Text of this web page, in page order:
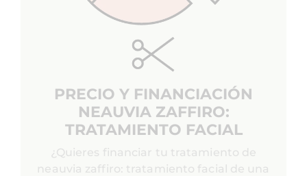
PRECIO Y FINANCIACIÓN
NEAUVIA ZAFFIRO:
TRATAMIENTO FACIAL
¿Quieres financiar tu tratamiento de
neauvia zaffiro: tratamiento facial de una